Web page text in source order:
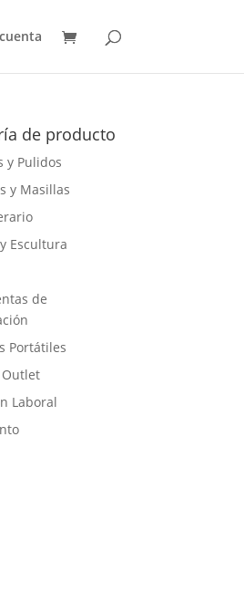
de producto
y Pulidos
y Masillas
Escultura
de
Portátiles
Laboral